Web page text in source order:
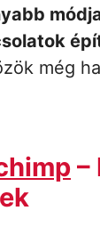
még
–